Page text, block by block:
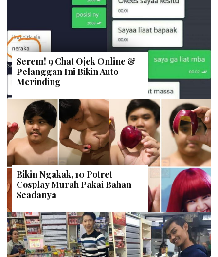
Serem! 9 Chat Ojek Online &
Pelanggan Ini Bikin Auto
Merinding
Bikin Ngakak, 10 Potret
Cosplay Murah Pakai Bahan
Seadanya